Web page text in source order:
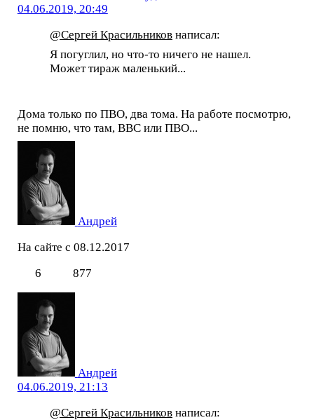
04.06.2019, 20:49
@Сергей Красильниковнаписал:
Я погуглил, но что-то ничего не нашел.
Может тираж маленький...
Дома только по ПВО, два тома. На работе посмотрю,
не помню, что там, ВВС или ПВО...
Андрей
На сайте с 08.12.2017
6
877
Андрей
04.06.2019, 21:13
@Сергей Красильниковнаписал: